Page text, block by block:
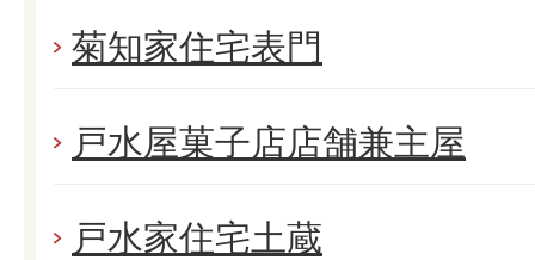
菊知家住宅表門
戸水屋菓子店店舗兼主屋
戸水家住宅土蔵